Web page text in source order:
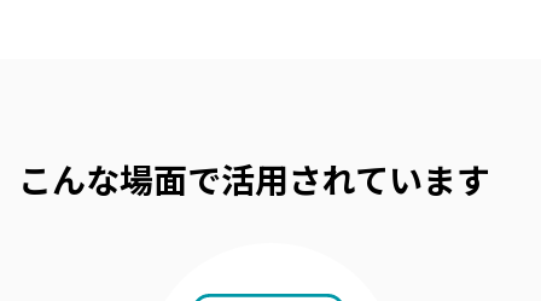
こんな場面で活用されています